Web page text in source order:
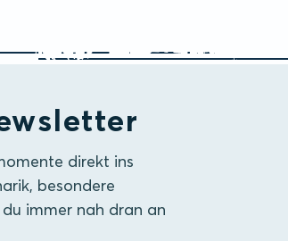
direkt ins
besondere
immer nah dran an